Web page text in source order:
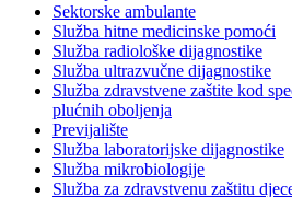
Sektorske ambulante
Služba hitne medicinske pomoći
Služba radiološke dijagnostike
Služba ultrazvučne dijagnostike
Služba zdravstvene zaštite kod
plućnih oboljenja
Previjalište
Služba laboratorijske dijagnostike
Služba mikrobiologije
Služba za zdravstvenu zaštitu